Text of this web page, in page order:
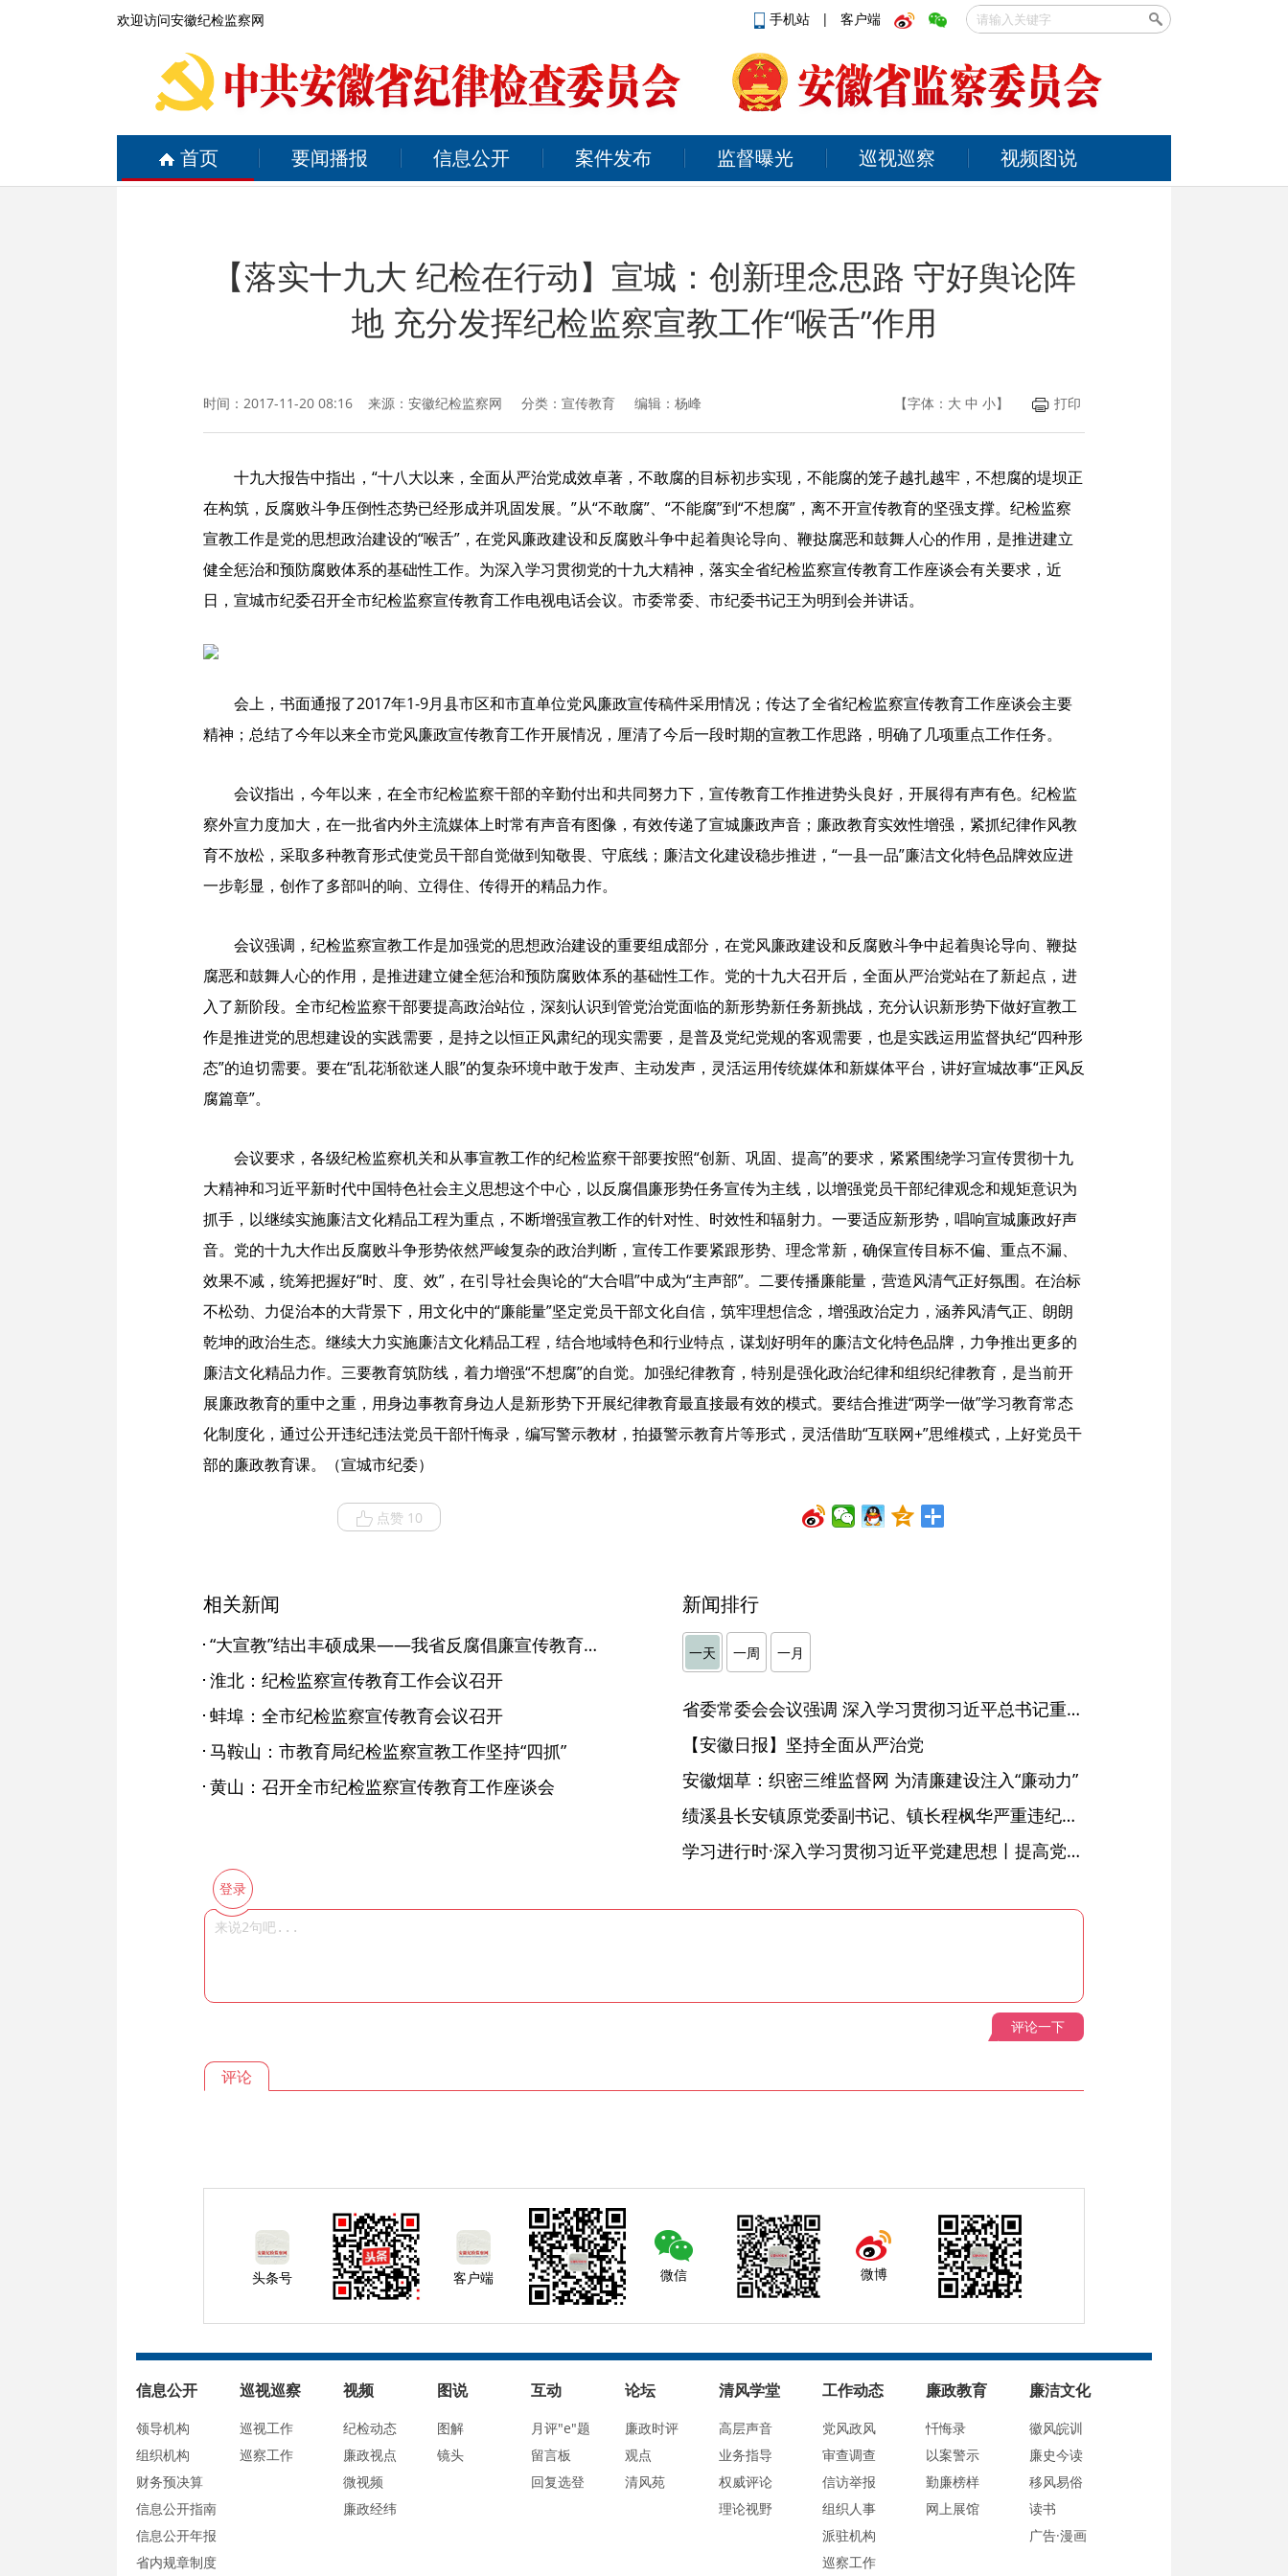
欢迎访问安徽纪检监察网 手机站 | 客户端
首页 要闻播报 信息公开 案件发布 监督曝光 巡视巡察 视频图说
【落实十九大 纪检在行动】宣城：创新理念思路 守好舆论阵
地 充分发挥纪检监察宣教工作“喉舌”作用
时间：2017-11-20 08:16 来源： 安徽纪检监察网 分类：宣传教育 编辑：杨峰 【字体： 大 中 小】 打印
十九大报告中指出，“十八大以来，全面从严治党成效卓著，不敢腐的目标初步实现，不能腐的笼子越扎越牢，不想腐的堤坝正
在构筑，反腐败斗争压倒性态势已经形成并巩固发展。”从“不敢腐”、“不能腐”到“不想腐”，离不开宣传教育的坚强支撑。纪检监察
宣教工作是党的思想政治建设的“喉舌”，在党风廉政建设和反腐败斗争中起着舆论导向、鞭挞腐恶和鼓舞人心的作用，是推进建立
健全惩治和预防腐败体系的基础性工作。为深入学习贯彻党的十九大精神，落实全省纪检监察宣传教育工作座谈会有关要求，近
日，宣城市纪委召开全市纪检监察宣传教育工作电视电话会议。市委常委、市纪委书记王为明到会并讲话。
会上，书面通报了2017年1-9月县市区和市直单位党风廉政宣传稿件采用情况；传达了全省纪检监察宣传教育工作座谈会主要
精神；总结了今年以来全市党风廉政宣传教育工作开展情况，厘清了今后一段时期的宣教工作思路，明确了几项重点工作任务。
会议指出，今年以来，在全市纪检监察干部的辛勤付出和共同努力下，宣传教育工作推进势头良好，开展得有声有色。纪检监
察外宣力度加大，在一批省内外主流媒体上时常有声音有图像，有效传递了宣城廉政声音；廉政教育实效性增强，紧抓纪律作风教
育不放松，采取多种教育形式使党员干部自觉做到知敬畏、守底线；廉洁文化建设稳步推进，“一县一品”廉洁文化特色品牌效应进
一步彰显，创作了多部叫的响、立得住、传得开的精品力作。
会议强调，纪检监察宣教工作是加强党的思想政治建设的重要组成部分，在党风廉政建设和反腐败斗争中起着舆论导向、鞭挞
腐恶和鼓舞人心的作用，是推进建立健全惩治和预防腐败体系的基础性工作。党的十九大召开后，全面从严治党站在了新起点，进
入了新阶段。全市纪检监察干部要提高政治站位，深刻认识到管党治党面临的新形势新任务新挑战，充分认识新形势下做好宣教工
作是推进党的思想建设的实践需要，是持之以恒正风肃纪的现实需要，是普及党纪党规的客观需要，也是实践运用监督执纪“四种形
态”的迫切需要。要在“乱花渐欲迷人眼”的复杂环境中敢于发声、主动发声，灵活运用传统媒体和新媒体平台，讲好宣城故事“正风反
腐篇章”。
会议要求，各级纪检监察机关和从事宣教工作的纪检监察干部要按照“创新、巩固、提高”的要求，紧紧围绕学习宣传贯彻十九
大精神和习近平新时代中国特色社会主义思想这个中心，以反腐倡廉形势任务宣传为主线，以增强党员干部纪律观念和规矩意识为
抓手，以继续实施廉洁文化精品工程为重点，不断增强宣教工作的针对性、时效性和辐射力。一要适应新形势，唱响宣城廉政好声
音。党的十九大作出反腐败斗争形势依然严峻复杂的政治判断，宣传工作要紧跟形势、理念常新，确保宣传目标不偏、重点不漏、
效果不减，统筹把握好“时、度、效”，在引导社会舆论的“大合唱”中成为“主声部”。二要传播廉能量，营造风清气正好氛围。在治标
不松劲、力促治本的大背景下，用文化中的“廉能量”坚定党员干部文化自信，筑牢理想信念，增强政治定力，涵养风清气正、朗朗
乾坤的政治生态。继续大力实施廉洁文化精品工程，结合地域特色和行业特点，谋划好明年的廉洁文化特色品牌，力争推出更多的
廉洁文化精品力作。三要教育筑防线，着力增强“不想腐”的自觉。加强纪律教育，特别是强化政治纪律和组织纪律教育，是当前开
展廉政教育的重中之重，用身边事教育身边人是新形势下开展纪律教育最直接最有效的模式。要结合推进“两学一做”学习教育常态
化制度化，通过公开违纪违法党员干部忏悔录，编写警示教材，拍摄警示教育片等形式，灵活借助“互联网+”思维模式，上好党员干
部的廉政教育课。（宣城市纪委）
点赞 10
相关新闻
“大宣教”结出丰硕成果——我省反腐倡廉宣传教育工作综述
淮北：纪检监察宣传教育工作会议召开
蚌埠：全市纪检监察宣传教育会议召开
马鞍山：市教育局纪检监察宣教工作坚持“四抓”
黄山：召开全市纪检监察宣传教育工作座谈会
新闻排行
一天 一周 一月
省委常委会会议强调 深入学习贯彻习近平总书记重要讲话精神 以高质量党建引领高质量发展 梁言顺主持并讲话
【安徽日报】坚持全面从严治党
安徽烟草：织密三维监督网 为清廉建设注入“廉动力”
绩溪县长安镇原党委副书记、镇长程枫华严重违纪违法被开除党籍和公职
学习进行时·深入学习贯彻习近平党建思想丨提高党的战斗力的法宝
登录
评论一下
评论
头条号 客户端 微信 微博
信息公开
领导机构
组织机构
财务预决算
信息公开指南
信息公开年报
省内规章制度
巡视巡察
巡视工作
巡察工作
视频
纪检动态
廉政视点
微视频
廉政经纬
图说
图解
镜头
互动
月评"e"题
留言板
回复选登
论坛
廉政时评
观点
清风苑
清风学堂
高层声音
业务指导
权威评论
理论视野
工作动态
党风政风
审查调查
信访举报
组织人事
派驻机构
巡察工作
廉政教育
忏悔录
以案警示
勤廉榜样
网上展馆
廉洁文化
徽风皖训
廉史今读
移风易俗
读书
广告·漫画